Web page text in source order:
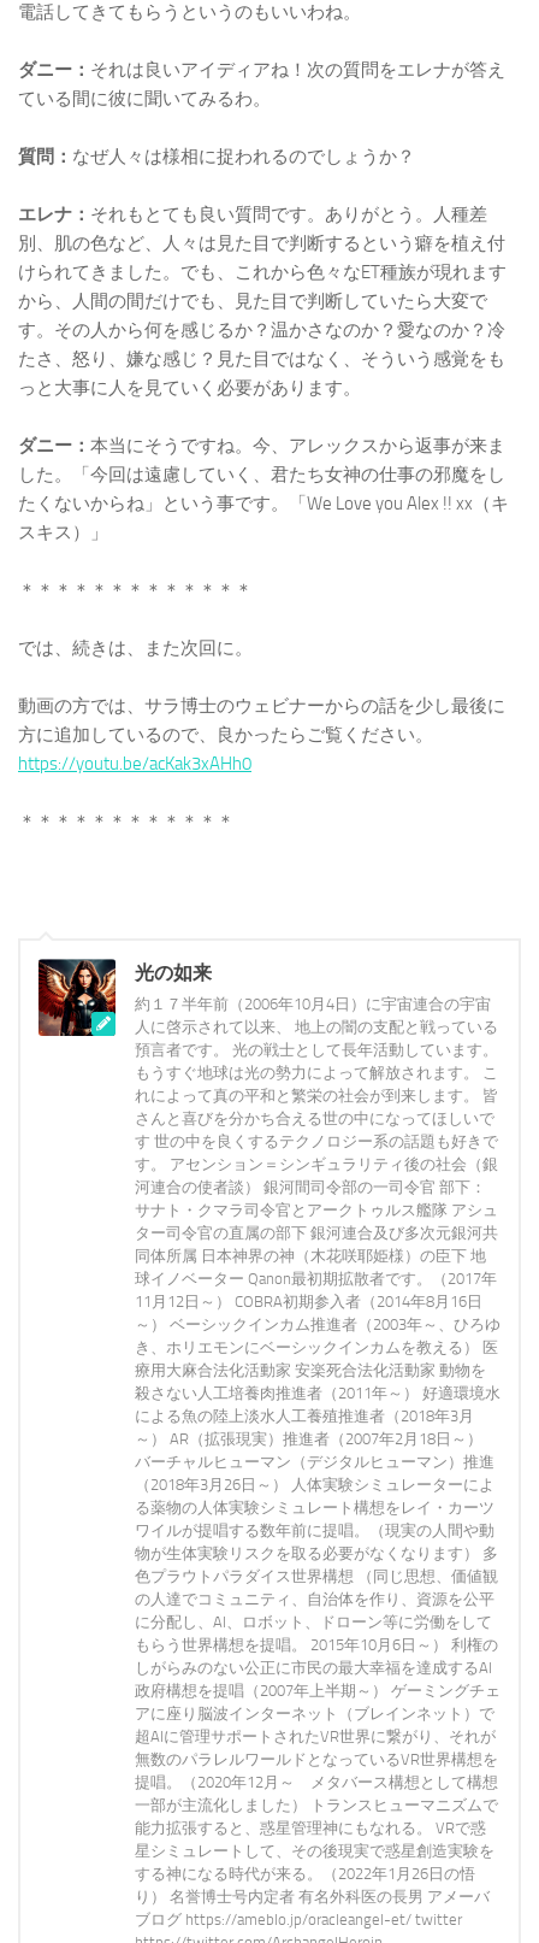
電話してきてもらうというのもいいわね。
ダニー： それは良いアイディアね！次の質問をエレナが答え
ている間に彼に聞いてみるわ。
質問： なぜ人々は様相に捉われるのでしょうか？
エレナ： それもとても良い質問です。ありがとう。人種差
別、肌の色など、人々は見た目で判断するという癖を植え付
けられてきました。でも、これから色々なET種族が現れます
から、人間の間だけでも、見た目で判断していたら大変で
す。その人から何を感じるか？温かさなのか？愛なのか？冷
たさ、怒り、嫌な感じ？見た目ではなく、そういう感覚をも
っと大事に人を見ていく必要があります。
ダニー： 本当にそうですね。今、アレックスから返事が来ま
した。「今回は遠慮していく、君たち女神の仕事の邪魔をし
たくないからね」という事です。「We Love you Alex !! xx（キ
スキス）」
＊＊＊＊＊＊＊＊＊＊＊＊＊
では、続きは、また次回に。
動画の方では、サラ博士のウェビナーからの話を少し最後に
方に追加しているので、良かったらご覧ください。
https://youtu.be/acKak3xAHh0
＊＊＊＊＊＊＊＊＊＊＊＊
光の如来
約１７半年前（2006年10月4日）に宇宙連合の宇宙
人に啓示されて以来、 地上の闇の支配と戦っている
預言者です。 光の戦士として長年活動しています。
もうすぐ地球は光の勢力によって解放されます。 こ
れによって真の平和と繁栄の社会が到来します。 皆
さんと喜びを分かち合える世の中になってほしいで
す 世の中を良くするテクノロジー系の話題も好きで
す。 アセンション＝シンギュラリティ後の社会（銀
河連合の使者談） 銀河間司令部の一司令官 部下：
サナト・クマラ司令官とアークトゥルス艦隊 アシュ
ター司令官の直属の部下 銀河連合及び多次元銀河共
同体所属 日本神界の神（木花咲耶姫様）の臣下 地
球イノベーター Qanon最初期拡散者です。（2017年
11月12日～） COBRA初期参入者（2014年8月16日
～） ベーシックインカム推進者（2003年～、ひろゆ
き、ホリエモンにベーシックインカムを教える） 医
療用大麻合法化活動家 安楽死合法化活動家 動物を
殺さない人工培養肉推進者（2011年～） 好適環境水
による魚の陸上淡水人工養殖推進者（2018年3月
～） AR（拡張現実）推進者（2007年2月18日～）
バーチャルヒューマン（デジタルヒューマン）推進
（2018年3月26日～） 人体実験シミュレーターによ
る薬物の人体実験シミュレート構想をレイ・カーツ
ワイルが提唱する数年前に提唱。（現実の人間や動
物が生体実験リスクを取る必要がなくなります） 多
色プラウトパラダイス世界構想 （同じ思想、価値観
の人達でコミュニティ、自治体を作り、資源を公平
に分配し、AI、ロボット、ドローン等に労働をして
もらう世界構想を提唱。 2015年10月6日～） 利権の
しがらみのない公正に市民の最大幸福を達成するAI
政府構想を提唱（2007年上半期～） ゲーミングチェ
アに座り脳波インターネット（ブレインネット）で
超AIに管理サポートされたVR世界に繋がり、それが
無数のパラレルワールドとなっているVR世界構想を
提唱。（2020年12月～ メタバース構想として構想
一部が主流化しました） トランスヒューマニズムで
能力拡張すると、惑星管理神にもなれる。 VRで惑
星シミュレートして、その後現実で惑星創造実験を
する神になる時代が来る。（2022年1月26日の悟
り） 名誉博士号内定者 有名外科医の長男 アメーバ
ブログ https://ameblo.jp/oracleangel-et/ twitter